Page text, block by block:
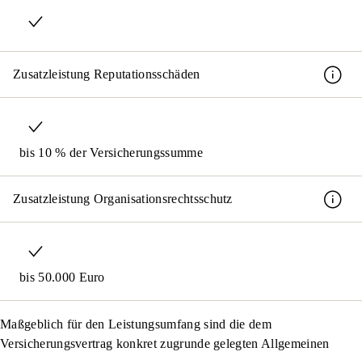
Zusatzleistung Reputationsschäden
bis 10 % der Versicherungssumme
Zusatzleistung Organisationsrechtsschutz
bis 50.000 Euro
Maßgeblich für den Leistungsumfang sind die dem
Versicherungsvertrag konkret zugrunde gelegten Allgemeinen